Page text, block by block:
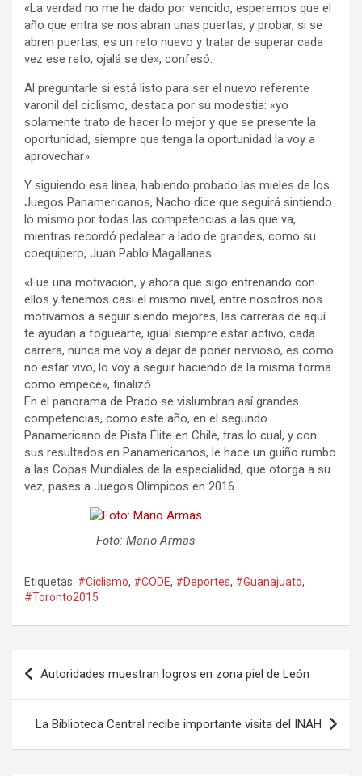
«La verdad no me he dado por vencido, esperemos que el
año que entra se nos abran unas puertas, y probar, si se
abren puertas, es un reto nuevo y tratar de superar cada
vez ese reto, ojalá se de», confesó.
Al preguntarle si está listo para ser el nuevo referente
varonil del ciclismo, destaca por su modestia: «yo
solamente trato de hacer lo mejor y que se presente la
oportunidad, siempre que tenga la oportunidad la voy a
aprovechar».
Y siguiendo esa línea, habiendo probado las mieles de los
Juegos Panamericanos, Nacho dice que seguirá sintiendo
lo mismo por todas las competencias a las que va,
mientras recordó pedalear a lado de grandes, como su
coequipero, Juan Pablo Magallanes.
«Fue una motivación, y ahora que sigo entrenando con
ellos y tenemos casi el mismo nivel, entre nosotros nos
motivamos a seguir siendo mejores, las carreras de aquí
te ayudan a foguearte, igual siempre estar activo, cada
carrera, nunca me voy a dejar de poner nervioso, es como
no estar vivo, lo voy a seguir haciendo de la misma forma
como empecé», finalizó.
En el panorama de Prado se vislumbran así grandes
competencias, como este año, en el segundo
Panamericano de Pista Élite en Chile, tras lo cual, y con
sus resultados en Panamericanos, le hace un guiño rumbo
a las Copas Mundiales de la especialidad, que otorga a su
vez, pases a Juegos Olímpicos en 2016.
Foto: Mario Armas
Etiquetas: #Ciclismo, #CODE, #Deportes, #Guanajuato,
#Toronto2015
Navegación
de
entradas
Autoridades muestran logros en zona piel de León
La Biblioteca Central recibe importante visita del INAH